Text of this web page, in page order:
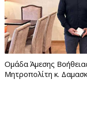
Ομάδα Άμεσης
Μητροπολίτη κ.